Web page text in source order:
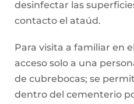
desinfectar las
contacto el ataúd.
Para visita a familiar en
acceso solo a una
de cubrebocas; se
dentro del cementerio